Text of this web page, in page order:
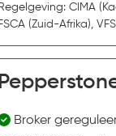
Regelgeving: CIMA
FSCA (Zuid-Afrika),
Broker